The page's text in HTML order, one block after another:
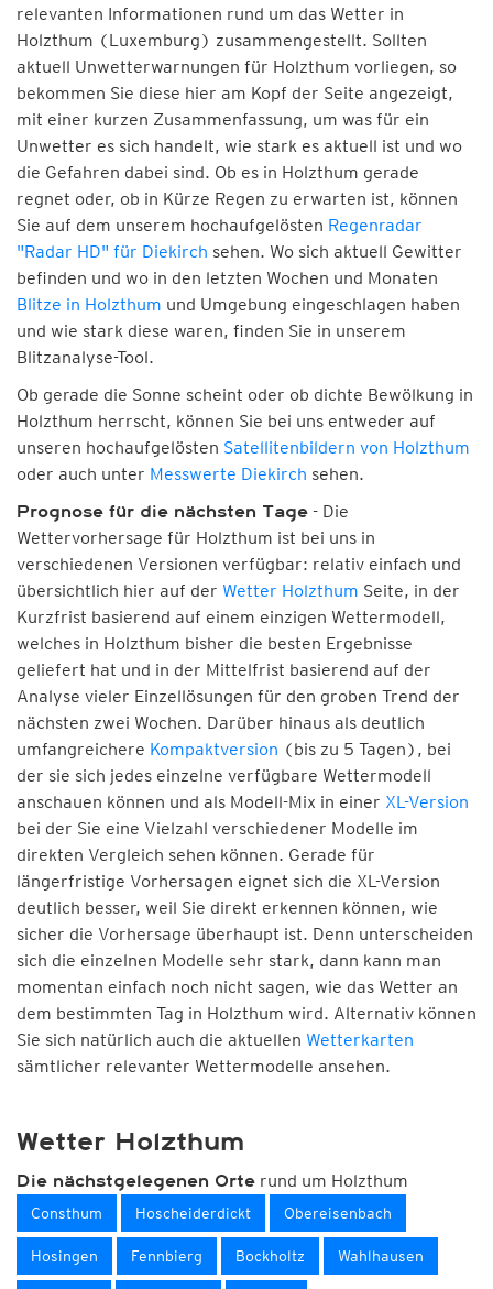
relevanten Informationen rund um das Wetter in
Holzthum (Luxemburg) zusammengestellt. Sollten
aktuell Unwetterwarnungen für Holzthum vorliegen, so
bekommen Sie diese hier am Kopf der Seite angezeigt,
mit einer kurzen Zusammenfassung, um was für ein
Unwetter es sich handelt, wie stark es aktuell ist und wo
die Gefahren dabei sind. Ob es in Holzthum gerade
regnet oder, ob in Kürze Regen zu erwarten ist, können
Sie auf dem unserem hochaufgelösten Regenradar
"Radar HD" für Diekirch sehen. Wo sich aktuell Gewitter
befinden und wo in den letzten Wochen und Monaten
Blitze in Holzthum und Umgebung eingeschlagen haben
und wie stark diese waren, finden Sie in unserem
Blitzanalyse-Tool.
Ob gerade die Sonne scheint oder ob dichte Bewölkung in
Holzthum herrscht, können Sie bei uns entweder auf
unseren hochaufgelösten Satellitenbildern von Holzthum
oder auch unter Messwerte Diekirch sehen.
Prognose für die nächsten Tage - Die
Wettervorhersage für Holzthum ist bei uns in
verschiedenen Versionen verfügbar: relativ einfach und
übersichtlich hier auf der Wetter Holzthum Seite, in der
Kurzfrist basierend auf einem einzigen Wettermodell,
welches in Holzthum bisher die besten Ergebnisse
geliefert hat und in der Mittelfrist basierend auf der
Analyse vieler Einzellösungen für den groben Trend der
nächsten zwei Wochen. Darüber hinaus als deutlich
umfangreichere Kompaktversion (bis zu 5 Tagen), bei
der sie sich jedes einzelne verfügbare Wettermodell
anschauen können und als Modell-Mix in einer XL-Version
bei der Sie eine Vielzahl verschiedener Modelle im
direkten Vergleich sehen können. Gerade für
längerfristige Vorhersagen eignet sich die XL-Version
deutlich besser, weil Sie direkt erkennen können, wie
sicher die Vorhersage überhaupt ist. Denn unterscheiden
sich die einzelnen Modelle sehr stark, dann kann man
momentan einfach noch nicht sagen, wie das Wetter an
dem bestimmten Tag in Holzthum wird. Alternativ können
Sie sich natürlich auch die aktuellen Wetterkarten
sämtlicher relevanter Wettermodelle ansehen.
Wetter Holzthum
Die nächstgelegenen Orte rund um Holzthum
Consthum Hoscheiderdickt Obereisenbach
Hosingen Fennbierg Bockholtz Wahlhausen